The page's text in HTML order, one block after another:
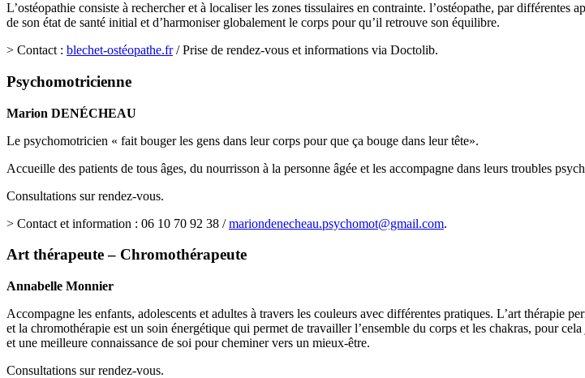
L’ostéopathie consiste à rechercher et à localiser les zones tissulaires en contrainte. l’ostéopathe, par
de son état de santé initial et d’harmoniser globalement le corps pour qu’il retrouve son équilibre.
> Contact : blechet-ostéopathe.fr/ Prise de rendez-vous et informations via Doctolib.
Psychomotricienne
Marion DENÉCHEAU
Le psychomotricien « fait bouger les gens dans leur corps pour que ça bouge dans leur tête».
Accueille des patients de tous âges, du nourrisson à la personne âgée et les accompagne dans leurs troubles
Consultations sur rendez-vous.
> Contact et information : 06 10 70 92 38 /mariondenecheau.psychomot@gmail.com.
Art thérapeute – Chromothérapeute
Annabelle Monnier
Accompagne les enfants, adolescents et adultes à travers les couleurs avec différentes pratiques. L’art thérapie
et la chromothérapie est un soin énergétique qui permet de travailler l’ensemble du corps et les chakras, pour
et une meilleure connaissance de soi pour cheminer vers un mieux-être.
Consultations sur rendez-vous.